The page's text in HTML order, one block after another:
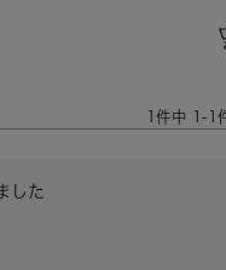
1 件中 1 - 1
した